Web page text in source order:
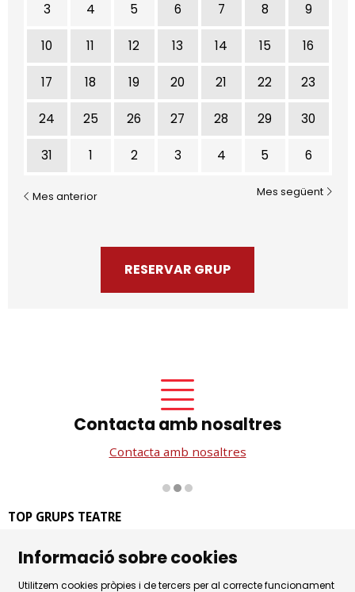
3 4 5 6 7 8 9
10 11 12 13 14 15 16
17 18 19 20 21 22 23
24 25 26 27 28 29 30
31 1 2 3 4 5 6
Mes anterior Mes següent
RESERVAR GRUP
Contacta amb nosaltres
Contacta amb nosaltres
TOP GRUPS TEATRE
08002 Barcelona
Tel. 93 441 39 79
Informació sobre cookies
Utilitzem cookies pròpies i de tercers per al correcte funcionament